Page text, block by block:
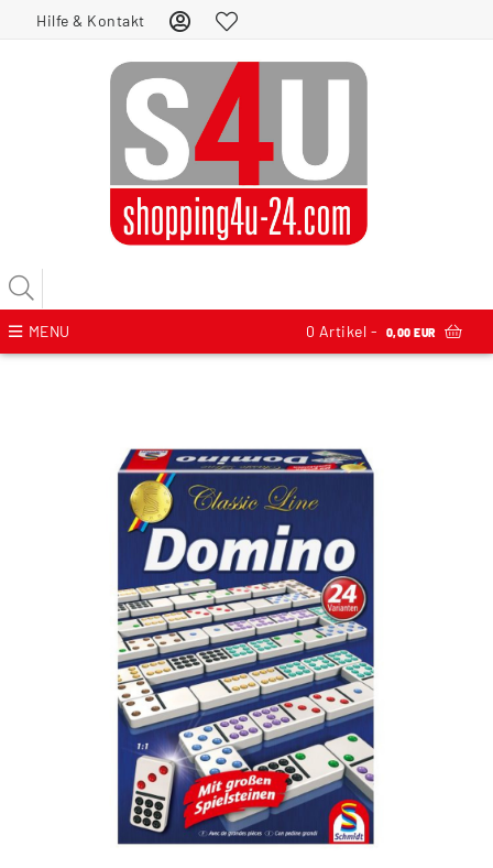
Hilfe & Kontakt
MENU 0 Artikel - 0,00 EUR